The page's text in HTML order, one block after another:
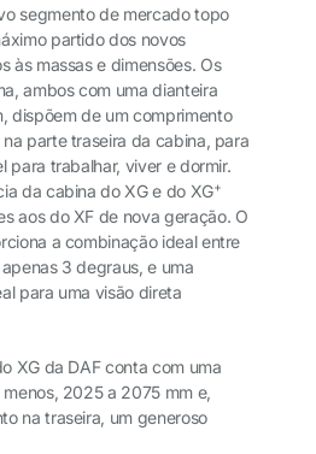
segmento de mercado topo
partido dos novos
às massas e dimensões. Os
ambos com uma dianteira
dispõem de um comprimento
parte traseira da cabina, para
para trabalhar, viver e dormir.
da cabina do XG e do XG+
aos do XF de nova geração. O
a combinação ideal entre
3 degraus, e uma
para uma visão direta
XG da DAF conta com uma
2025 a 2075 mm e,
na traseira, um generoso